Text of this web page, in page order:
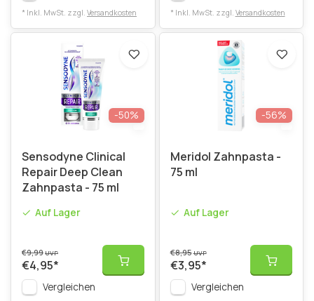
* Inkl. MwSt. zzgl. Versandkosten * Inkl. MwSt. zzgl. Versandkosten
-50%
Sensodyne Clinical
Repair Deep Clean
Zahnpasta - 75 ml
Auf Lager
€9,99UVP
€4,95*
Vergleichen
-56%
Meridol Zahnpasta -
75 ml
Auf Lager
€8,95UVP
€3,95*
Vergleichen